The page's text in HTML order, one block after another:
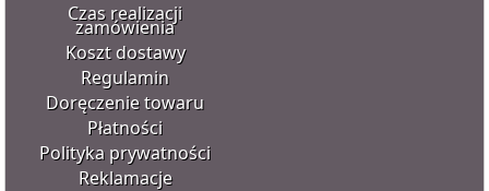
Czas realizacji
zamówienia
Koszt dostawy
Regulamin
Doręczenie towaru
Płatności
Polityka prywatności
Reklamacje